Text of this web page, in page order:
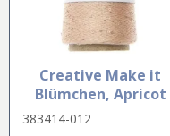
Creative Make it
Blümchen, Apricot
383414-012